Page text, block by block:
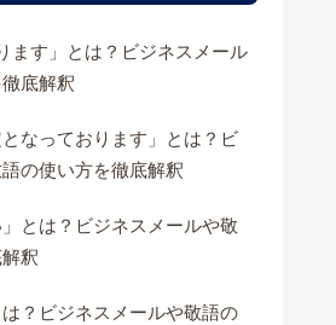
ます」とは？ビジネスメール
底解釈
となっております」とは？ビ
の使い方を徹底解釈
」とは？ビジネスメールや敬
釈
は？ビジネスメールや敬語の